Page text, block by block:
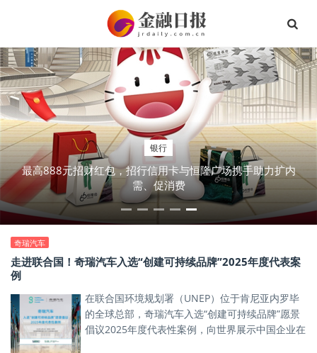
银行
最高888元招财红包，招行信用卡与恒隆广场携手助力扩内
需、促消费
奇瑞汽车
走进联合国！奇瑞汽车入选“创建可持续品牌”2025年度代表案
例
在联合国环境规划署（UNEP）位于肯尼亚内罗毕
的全球总部，奇瑞汽车入选“创建可持续品牌”愿景
倡议2025年度代表性案例，向世界展示中国企业在